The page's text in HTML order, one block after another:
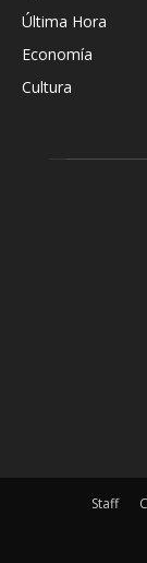
Última Hora
Economía
Cultura
Staff